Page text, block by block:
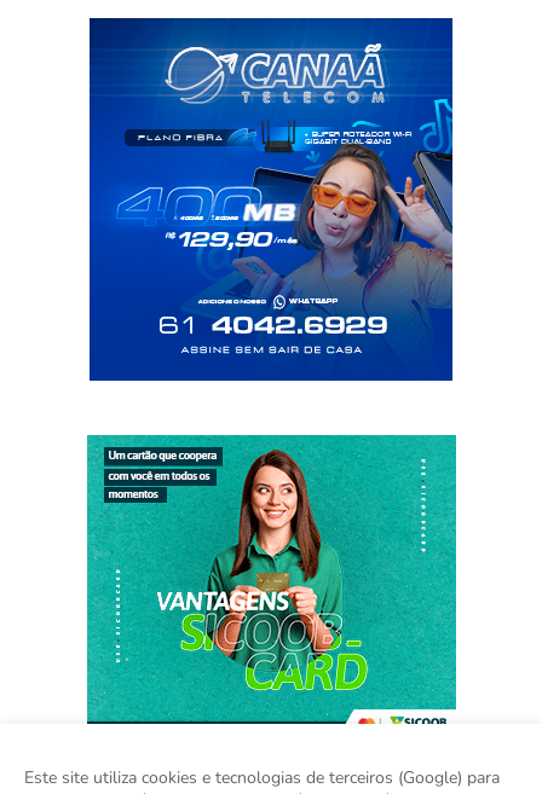
Este site utiliza cookies e tecnologias de terceiros (Google) para